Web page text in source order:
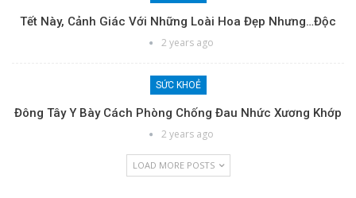
Tết Này, Cảnh Giác Với Những Loài Hoa Đẹp Nhưng…độc
2 years ago
SỨC KHOẺ
Đông Tây Y Bày Cách Phòng Chống Đau Nhức Xương Khớp
2 years ago
LOAD MORE POSTS